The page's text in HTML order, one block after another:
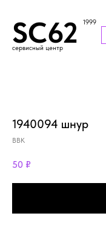
SC62 1999
сервисный центр
1940094 шнур
BBK
50 ₽